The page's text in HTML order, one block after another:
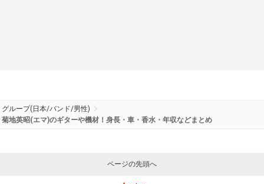
グループ(日本/バンド/男性)
菊地英昭(エマ)のギターや機材！身長・車・香水・年収などまとめ
ページの先頭へ